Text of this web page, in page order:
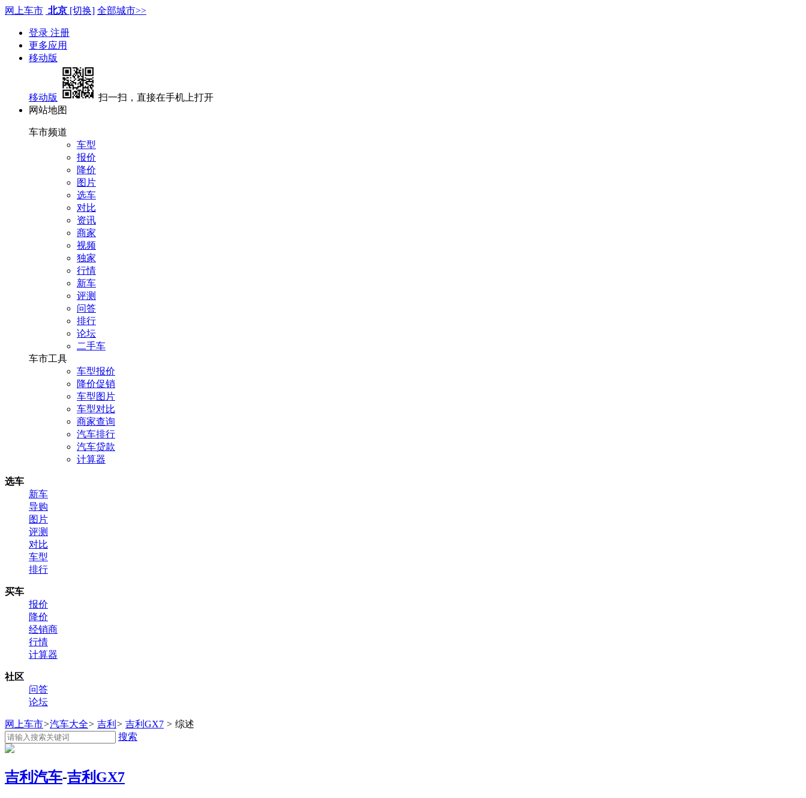
网上车市 北京 [切换] 全部城市>>
登录 注册
更多应用
移动版
移动版
扫一扫，直接在手机上打开
网站地图
车市频道
车型
报价
降价
图片
选车
对比
资讯
商家
视频
独家
行情
新车
评测
问答
排行
论坛
二手车
车市工具
车型报价
降价促销
车型图片
车型对比
商家查询
汽车排行
汽车贷款
计算器
选车
新车
导购
图片
评测
对比
车型
排行
买车
报价
降价
经销商
行情
计算器
社区
问答
论坛
网上车市>汽车大全> 吉利 > 吉利GX7 > 综述
搜索
吉利汽车-吉利GX7